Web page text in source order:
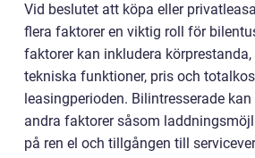
Vid beslutet att köpa eller
flera faktorer en viktig roll för
faktorer kan inkludera
tekniska funktioner, pris och
leasingperioden. Bilintresserade
andra faktorer såsom
på ren el och tillgången till